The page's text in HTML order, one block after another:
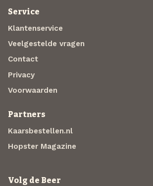
Service
Klantenservice
Veelgestelde vragen
Contact
Privacy
Voorwaarden
Partners
Kaarsbestellen.nl
Hopster Magazine
Volg de Beer